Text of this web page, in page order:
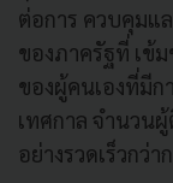
ต่อการ ควบคุมแ
ของภาครัฐที่ เข้
ของผู้คนเองที่มี
เทศกาล จำนวน
อย่างรวดเร็วกว่